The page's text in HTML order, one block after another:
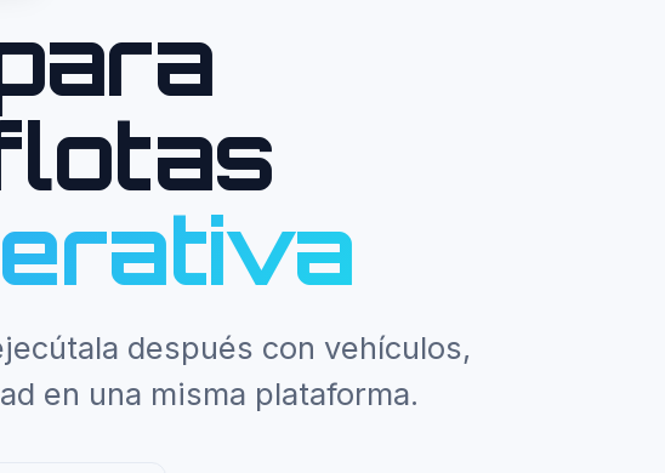
después con vehículos,
en una misma plataforma.